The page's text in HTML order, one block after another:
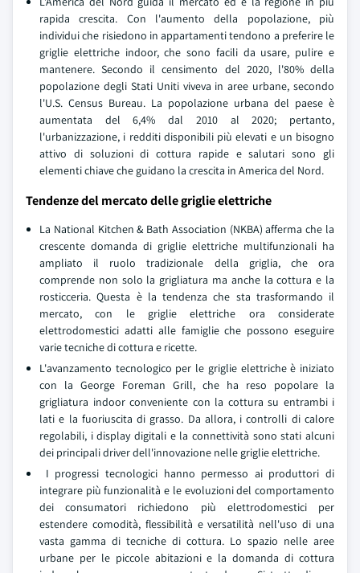
rapida crescita. Con l'aumento della popolazione, più
individui che risiedono in appartamenti tendono a preferire le
griglie elettriche indoor, che sono facili da usare, pulire e
mantenere. Secondo il censimento del 2020, l'80% della
popolazione degli Stati Uniti viveva in aree urbane, secondo
l'U.S. Census Bureau. La popolazione urbana del paese è
aumentata del 6,4% dal 2010 al 2020; pertanto,
l'urbanizzazione, i redditi disponibili più elevati e un bisogno
attivo di soluzioni di cottura rapide e salutari sono gli
elementi chiave che guidano la crescita in America del Nord.
Tendenze del mercato delle griglie elettriche
La National Kitchen & Bath Association (NKBA) afferma che la
crescente domanda di griglie elettriche multifunzionali ha
ampliato il ruolo tradizionale della griglia, che ora
comprende non solo la grigliatura ma anche la cottura e la
rosticceria. Questa è la tendenza che sta trasformando il
mercato, con le griglie elettriche ora considerate
elettrodomestici adatti alle famiglie che possono eseguire
varie tecniche di cottura e ricette.
L'avanzamento tecnologico per le griglie elettriche è iniziato
con la George Foreman Grill, che ha reso popolare la
grigliatura indoor conveniente con la cottura su entrambi i
lati e la fuoriuscita di grasso. Da allora, i controlli di calore
regolabili, i display digitali e la connettività sono stati alcuni
dei principali driver dell'innovazione nelle griglie elettriche.
I progressi tecnologici hanno permesso ai produttori di
integrare più funzionalità e le evoluzioni del comportamento
dei consumatori richiedono più elettrodomestici per
estendere comodità, flessibilità e versatilità nell'uso di una
vasta gamma di tecniche di cottura. Lo spazio nelle aree
urbane per le piccole abitazioni e la domanda di cottura